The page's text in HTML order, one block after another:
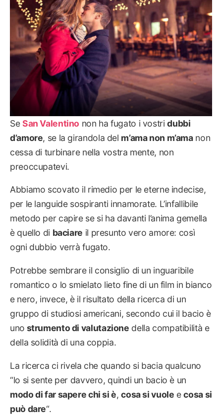
SeSan Valentino non ha fugato i vostridubbi
d’amore, se la girandola del m’ama non m’amanon
cessa di turbinare nella vostra mente, non
preoccupatevi.
Abbiamo scovato il rimedio per le eterne indecise,
per le languide sospiranti innamorate. L’infallibile
metodo per capire se si ha davanti l’anima gemella
è quello di baciare il presunto vero amore: così
ogni dubbio verrà fugato.
Potrebbe sembrare il consiglio di un inguaribile
romantico o lo smielato lieto fine di un film in bianco
e nero, invece, è il risultato della ricerca di un
gruppo di studiosi americani, secondo cui il bacio è
uno strumento di valutazione della compatibilità e
della solidità di una coppia.
La ricerca ci rivela che quando si bacia qualcuno
“lo si sente per davvero, quindi un bacio è un
modo di far sapere chi si è,cosa si vuole ecosa si
può dare“.